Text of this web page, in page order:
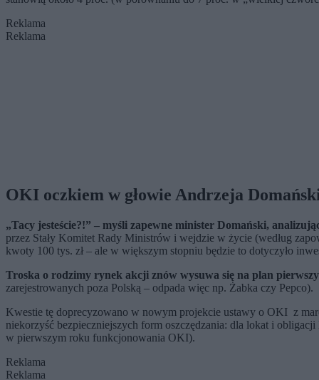
Reklama
Reklama
OKI oczkiem w głowie Andrzeja
„Tacy jesteście?!” – myśli zapewne minister Domański,
przez Stały Komitet Rady Ministrów i wejdzie w życie (według
kwoty 100 tys. zł – ale w większym stopniu będzie to dotyczyło
Troska o rodzimy rynek akcji znów wysuwa się na plan pierwszy
zarejestrowanych poza Polską – odpada więc np. Żabka czy Pepco).
Kwestie tę doprecyzowano w nowym projekcie ustawy o OKI z
niekorzyść bezpieczniejszych form oszczędzania: dla lokat i
w pierwszym roku funkcjonowania OKI).
Reklama
Reklama